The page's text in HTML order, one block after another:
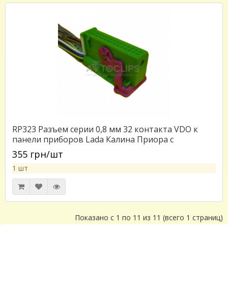
RP323 Разъем серии 0,8 мм 32 контакта VDO к
панели приборов Lada Калина Приора с
проводом аналог АМР 1-929409-1
355 грн/шт
1 шт
Показано с 1 по 11 из 11 (всего 1 страниц)